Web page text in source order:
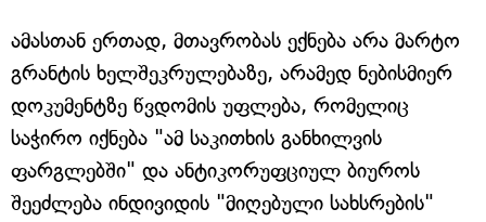
ამასთან ერთად, მთავრობას ექნება არა მარტო
გრანტის ხელშეკრულებაზე, არამედ ნებისმიერ
დოკუმენტზე წვდომის უფლება, რომელიც
საჭირო იქნება "ამ საკითხის განხილვის
ფარგლებში" და ანტიკორუფციულ ბიუროს
შეეძლება ინდივიდის "მიღებული სახსრების"